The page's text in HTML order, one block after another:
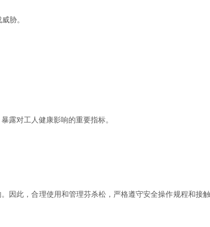
胁。
露对工人健康影响的重要指标。
因此，合理使用和管理芬杀松，严格遵守安全操作规程和接